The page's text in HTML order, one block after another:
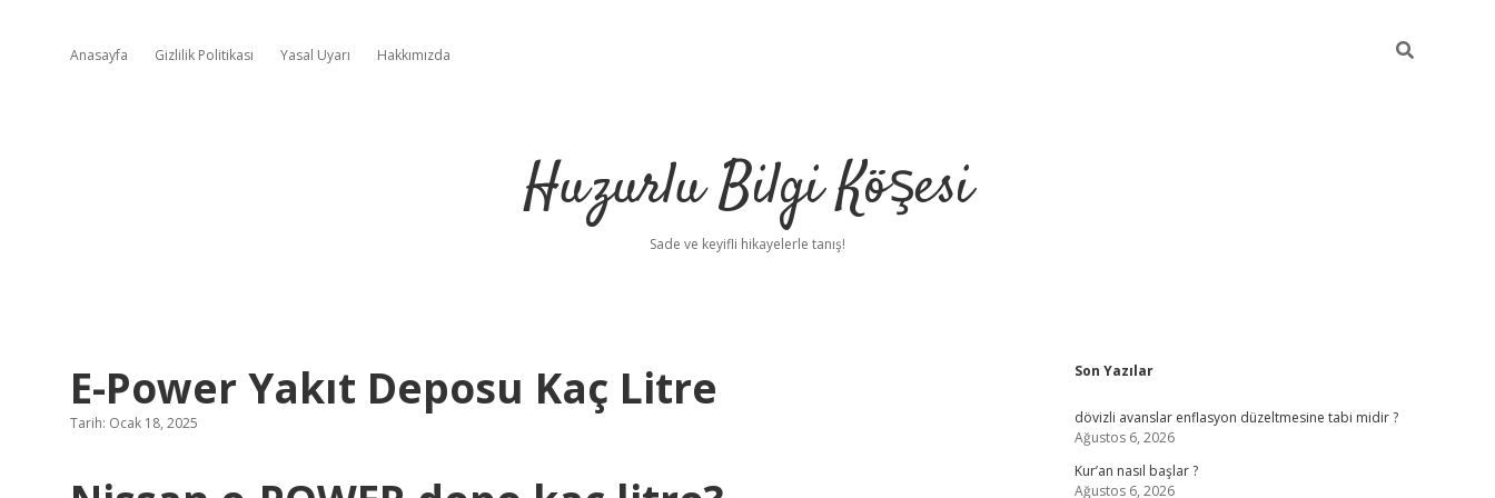
Anasayfa Gizlilik Politikası Yasal Uyarı Hakkımızda
Huzurlu Bilgi Köşesi
Sade ve keyifli hikayelerle tanış!
E-Power Yakıt Deposu Kaç Litre
Tarih: Ocak 18, 2025
Sidebar
Son Yazılar
dövizli avanslar enflasyon düzeltmesine tabi midir ?
Ağustos 6, 2026
Kur’an nasıl başlar ?
Ağustos 6, 2026